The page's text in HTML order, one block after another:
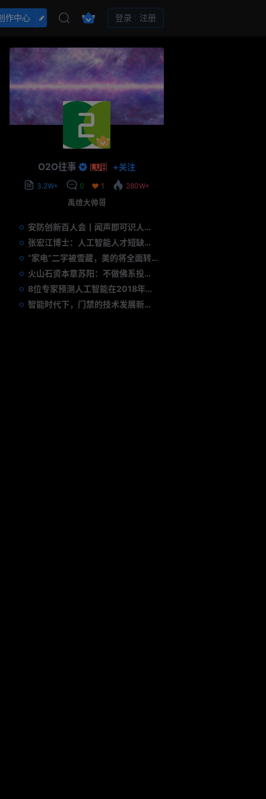
作中心 登录 注册
O2O往事 +关注
3.2W+ 0 1
280W+
禹煊大帅哥
安防创新百人会丨闻声即可识人，虚拟诈骗的克星——声纹识别
张宏江博士：人工智能人才短缺是世界性问题
“家电”二字被雪藏，美的将全面转型智能制造？
火山石资本章苏阳：不做佛系投资人，为企业价值战斗到底
8位专家预测人工智能在2018年对我们的影响
智能时代下，门禁的技术发展新趋势